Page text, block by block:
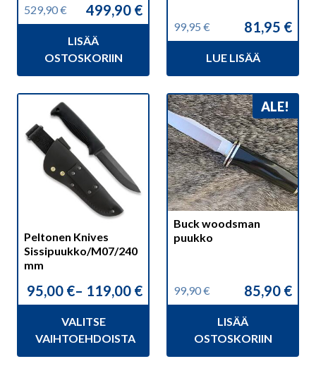
529,90€
Alkuperäinen
hinta
529,90 €.
499,90 €
Nykyinen
hinta
499,90 €.
LISÄÄ
OSTOSKORIIN
99,95 €
Alkuperäinen
hinta
99,95 €.
81,95 €
Nykyinen
hinta
81,95 €.
LUE LISÄÄ
Peltonen Knives
Sissipuukko/M07/240
mm
95,00 €– 119,00 €
Hintaluokka:
95,00 €
119,00 €
VALITSE
VAIHTOEHDOISTA
tuotteella
on
useampi
muunnelma.
tuotteen
sivulla.
ALE!
Buck woodsman
puukko
99,90€
Alkuperäinen
hinta
99,90 €.
85,90 €
Nykyinen
hinta
85,90 €.
LISÄÄ
OSTOSKORIIN